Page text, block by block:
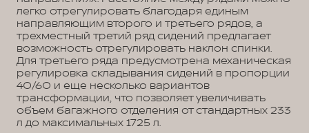
легко отрегулировать благодаря единым
направляющим второго и третьего рядов, а
трехместный третий ряд сидений предлагает
возможность отрегулировать наклон спинки.
Для третьего ряда предусмотрена механическая
регулировка складывания сидений в пропорции
40/60 и еще несколько вариантов
трансформации, что позволяет увеличивать
объем багажного отделения от стандартных 233
л до максимальных 1725 л.